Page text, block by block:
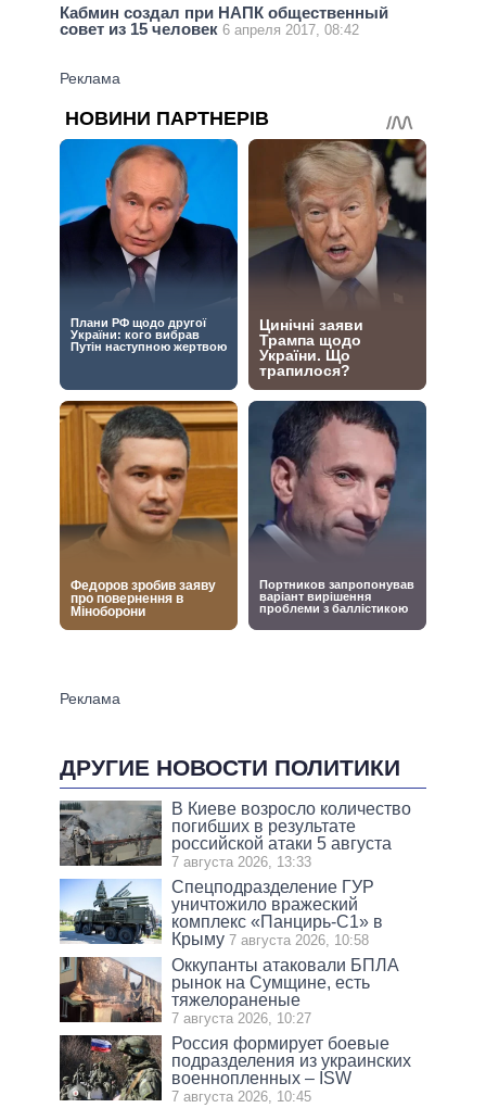
Кабмин создал при НАПК общественный
совет из 15 человек 6 апреля 2017, 08:42
ДРУГИЕ НОВОСТИ ПОЛИТИКИ
В Киеве возросло количество
погибших в результате
российской атаки 5 августа
7 августа 2026, 13:33
Спецподразделение ГУР
уничтожило вражеский
комплекс «Панцирь-С1» в
Крыму 7 августа 2026, 10:58
Оккупанты атаковали БПЛА
рынок на Сумщине, есть
тяжелораненые
7 августа 2026, 10:27
Россия формирует боевые
подразделения из украинских
военнопленных – ISW
7 августа 2026, 10:45